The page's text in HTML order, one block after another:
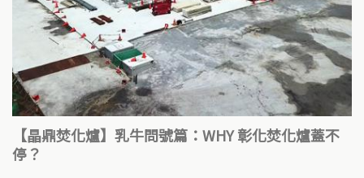
【晶鼎焚化爐】乳牛問號篇：WHY 彰化焚化爐蓋不
停？